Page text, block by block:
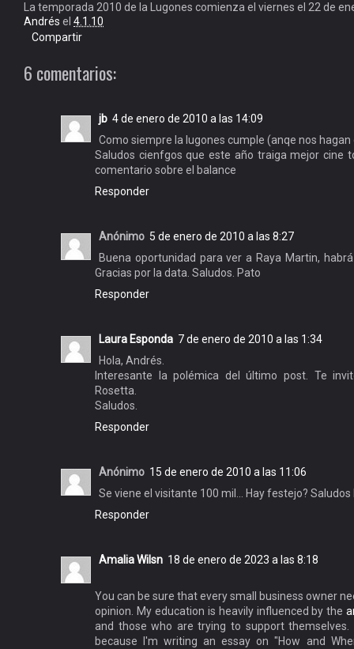
La temporada 2010 de la Lugones comienza el viernes el 22 de
Andrés el 4.1.10
Compartir
6 comentarios:
jb 4 de enero de 2010 a las 14:09
Como siempre la lugones cumple (anqe nos hagan
Saludos cienfgos que este año traiga mejor cine
comentario sobre el balance
Responder
Anónimo 5 de enero de 2010 a las 8:27
Buena oportunidad para ver a Raya Martin,
Gracias por la data. Saludos. Pato
Responder
Laura Esponda 7 de enero de 2010 a las 1:34
Hola, Andrés.
Interesante la polémica del último post. Te
Rosetta.
Saludos.
Responder
Anónimo 15 de enero de 2010 a las 11:06
Se viene el visitante 100 mil... Hay festejo? Saludos
Responder
Amalia Wilsn 18 de enero de 2023 a las 8:18
You can be sure that every small business owner
opinion. My education is heavily influenced by the
and those who are trying to support
because I'm writing an essay on "How and